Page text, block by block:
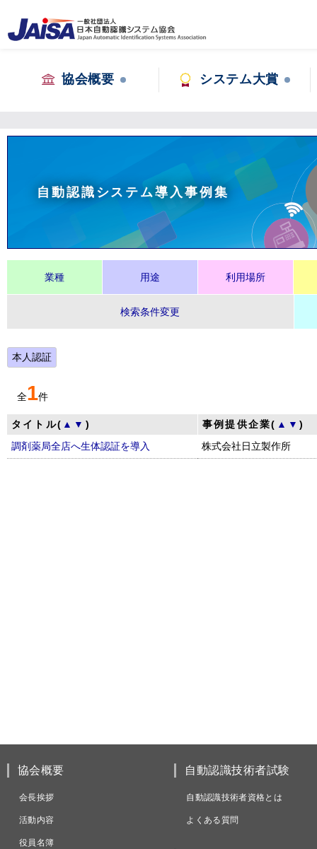
協会概要 システム大賞
自動認識システム導入事例集
業種 用途 利用場所
検索条件変更
本人認証
全1件
タイトル( ▲ ▼ ) 事例提供企業( ▲ ▼)
調剤薬局全店へ生体認証を導入
株式会社日立製作所
協会概要
会長挨拶
活動内容
役員名簿
自動認識技術者試験
自動認識技術者資格とは
よくある質問